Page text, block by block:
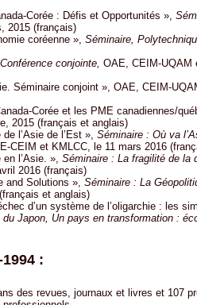
Corée : Défis et Opportunités »,
2015 (français)
coréenne », Séminaire,
Conférence conjointe, OAE, CEIM-UQAM
Séminaire conjoint », OAE, CEIM-
Corée et les PME canadiennes/
2015 (français et anglais)
l’Asie de l’Est », Séminaire : Où va
CEIM et KMLCC, le 11 mars 2016
l’Asie. », Séminaire : La fragilité de la
2016 (français)
and Solutions », Séminaire : La
et anglais)
d’un système de l’oligarchie : les
du Japon, Un pays en transformation :
:
des revues, journaux et livres et 107